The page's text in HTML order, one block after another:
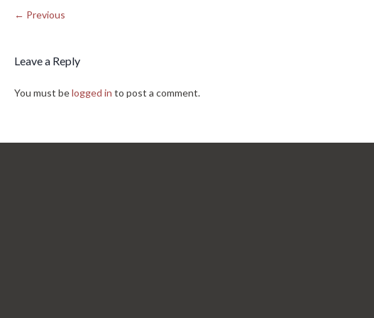
← Previous
Leave a Reply
You must belogged in to post a comment.